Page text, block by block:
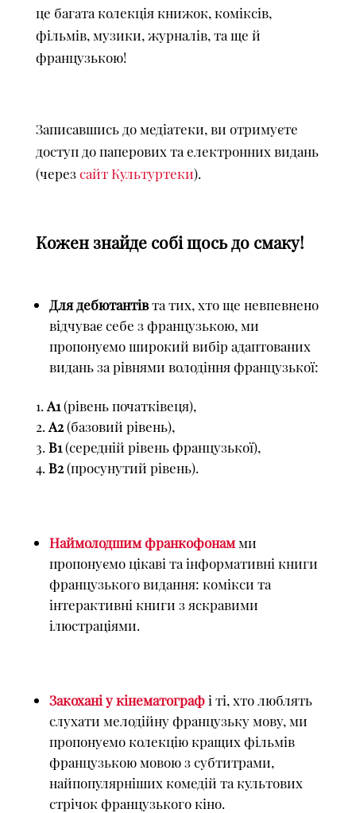
це багата колекція книжок, коміксів,
фільмів, музики, журналів, та ще й
французькою!
Записавшись до медіатеки, ви отримуєте
доступ до паперових та електронних видань
(черезсайт Культуртеки).
Кожен знайде собі щось до смаку!
Для дебютантівта тих, хто ще невпевнено
відчуває себе з французькою, ми
пропонуємо широкий вибір адаптованих
видань за рівнями володіння французької:
А1(рівень початківеця),
А2(базовий рівень),
В1(середній рівень французької),
В2(просунутий рівень).
Наймолодшим франкофонамми
пропонуємо цікаві та інформативні книги
французького видання: комікси та
інтерактивні книги з яскравими
ілюстраціями.
Закохані у кінематографі ті, хто люблять
слухати мелодійну французьку мову, ми
пропонуємо колекцію кращих фільмів
французькою мовою з субтитрами,
найпопулярніших комедій та культових
стрічок французького кіно.